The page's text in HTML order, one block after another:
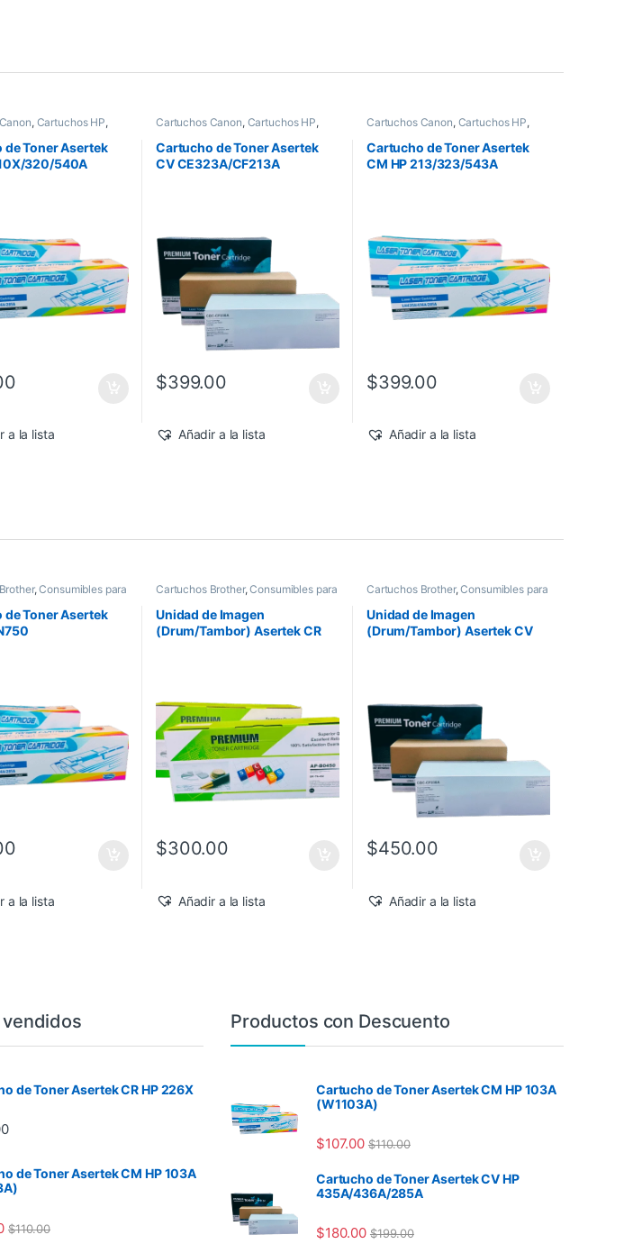
, Cartuchos HP,
,Toner Asertek
de Toner Asertek
320/540A
a la lista
Cartuchos Canon, Cartuchos HP,
Genéricos HP,Toner Asertek
Cartucho de Toner Asertek
CV CE323A/CF213A
$399.00
Añadir a la lista
Cartuchos Canon, Cartuchos HP,
Genéricos HP,Toner Asertek
Cartucho de Toner Asertek
CM HP 213/323/543A
$399.00
Añadir a la lista
,Consumibles para
de Toner Asertek
a la lista
Cartuchos Brother,Consumibles para
Unidad de Imagen
(Drum/Tambor) Asertek CR
$300.00
Añadir a la lista
Cartuchos Brother,Consumibles para
Unidad de Imagen
(Drum/Tambor) Asertek CV
$450.00
Añadir a la lista
de Toner Asertek CR HP 226X
de Toner Asertek CM HP 103A
$110.00
Productos con Descuento
Cartucho de Toner Asertek CM HP 103A
(W1103A)
$107.00 $110.00
Cartucho de Toner Asertek CV HP
435A/436A/285A
$180.00 $199.00